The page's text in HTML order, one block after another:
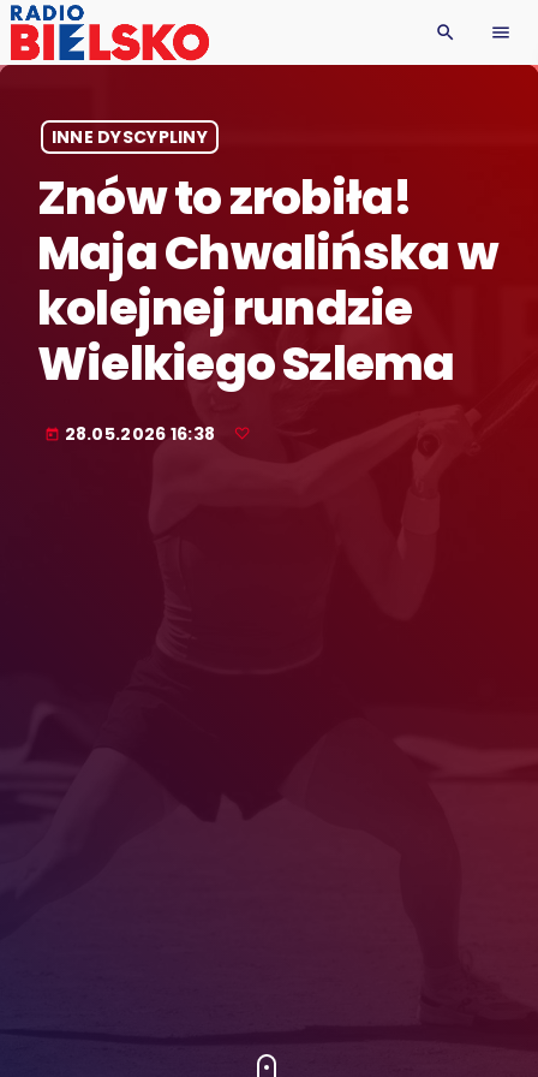
search menu
INNE DYSCYPLINY
Znów to zrobiła!
Maja Chwalińska w
kolejnej rundzie
Wielkiego Szlema
today 28.05.2026 16:38